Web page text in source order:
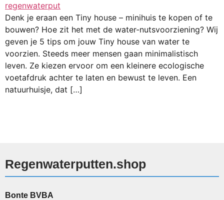
Denk je eraan een Tiny house – minihuis te kopen of te
bouwen? Hoe zit het met de water-nutsvoorziening? Wij
geven je 5 tips om jouw Tiny house van water te
voorzien. Steeds meer mensen gaan minimalistisch
leven. Ze kiezen ervoor om een kleinere ecologische
voetafdruk achter te laten en bewust te leven. Een
natuurhuisje, dat […]
Regenwaterputten.shop
Bonte BVBA